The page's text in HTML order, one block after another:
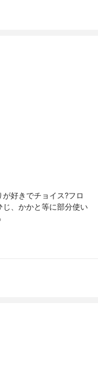
好きでチョイス?フロ
、かかと等に部分使い